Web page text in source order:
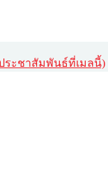
ประชาสัมพันธ์ที่เมลนี้)